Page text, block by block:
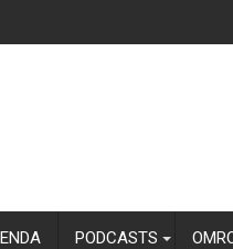
PODCASTS